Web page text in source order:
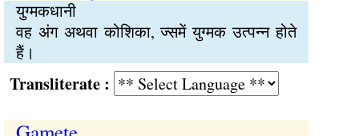
युग्मकधानी
वह अंग अथवा कोशिका, ज्समें युग्मक उत्पन्न होते
हैं।
: